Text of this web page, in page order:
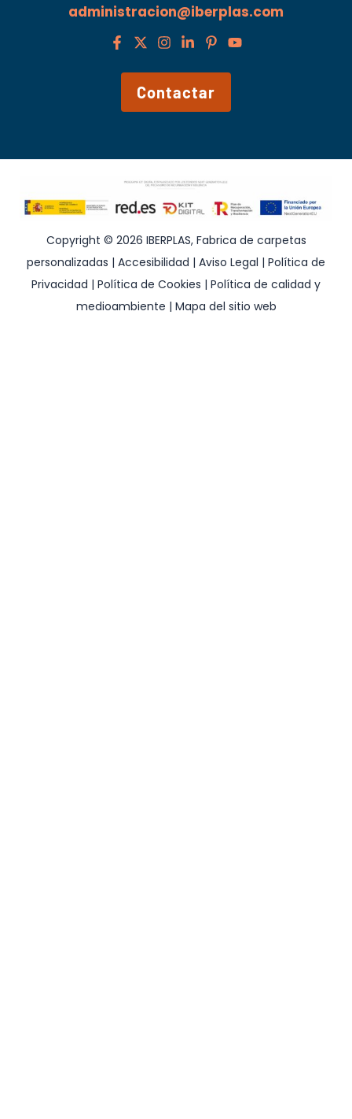
administracion@iberplas.com
Contactar
Copyright © 2026 IBERPLAS, Fabrica de carpetas
personalizadas | Accesibilidad | Aviso Legal | Política de
Privacidad | Política de Cookies | Política de calidad y
medioambiente | Mapa del sitio web